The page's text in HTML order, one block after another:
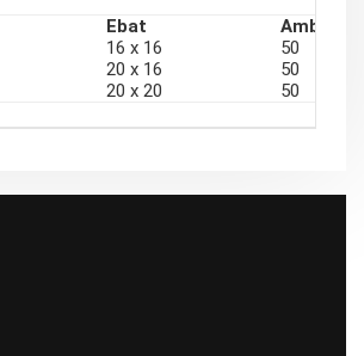
Ebat
Ambalaj
16 x 16
50
20 x 16
50
20 x 20 50
Bilgileri
Ø20 mm, Ø25 mm, Ø32 mm Alçak
Polietilen (AYPE) Borularda
Ø20 mm, Ø25 mm, Ø 32 mm olan